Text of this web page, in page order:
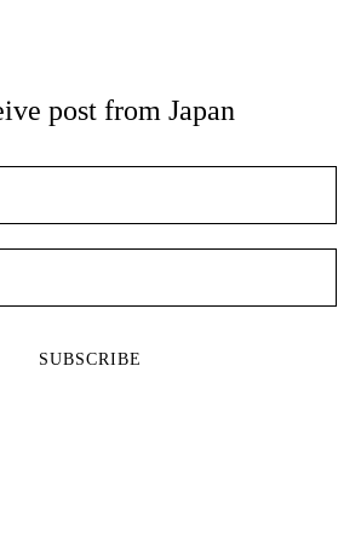
post from Japan